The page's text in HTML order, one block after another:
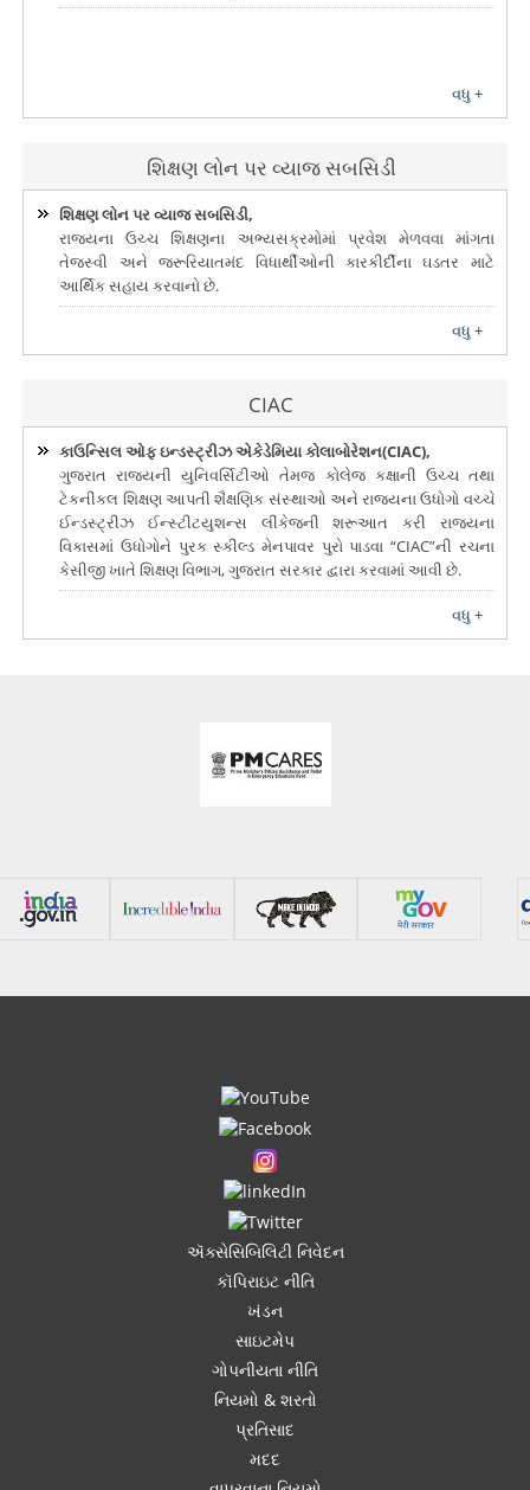
વધુ +
શિક્ષણ લોન પર વ્યાજ સબસિડી
શિક્ષણ લોન પર વ્યાજ સબસિડી,
રાજ્યના ઉચ્ચ શિક્ષણના અભ્યસક્રમોમાં પ્રવેશ મેળવવા માંગતા
તેજસ્વી અને જરૂરિયાતમંદ વિધાર્થીઓની કારકીર્દીના ઘડતર માટે
આર્થિક સહાય કરવાનો છે.
વધુ +
CIAC
કાઉન્સિલ ઓફ ઇન્ડસ્ટ્રીઝ એકેડેમિયા કોલાબોરેશન(CIAC),
ગુજરાત રાજયની યુનિવર્સિટીઓ તેમજ કોલેજ કક્ષાની ઉચ્ચ તથા
ટેકનીકલ શિક્ષણ આપતી શૈક્ષણિક સંસ્થાઓ અને રાજયના ઉધોગો વચ્ચે
ઈન્ડસ્ટ્રીઝ ઈન્સ્ટીટયુશન્સ લીંકેજની શરૂઆત કરી રાજયના
વિકાસમાં ઉધોગોને પુરક સ્કીલ્ડ મેનપાવર પુરો પાડવા “CIAC”ની રચના
કેસીજી ખાતે શિક્ષણ વિભાગ, ગુજરાત સરકાર દ્વારા કરવામાં આવી છે.
વધુ +
ઍક્સેસિબિલિટી નિવેદન
કૉપિરાઇટ નીતિ
ખંડન
સાઇટમેપ
ગોપનીયતા નીતિ
નિયમો & શરતો
પ્રતિસાદ
મદદ